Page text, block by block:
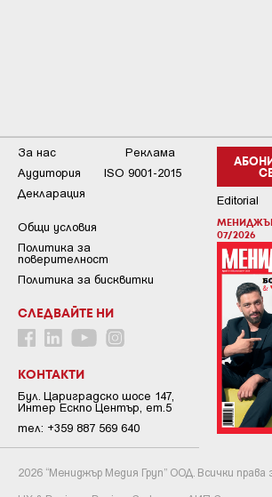
Editorial
07/2026
За нас
Реклама
Аудитория
ISO 9001-2015
Декларация
Общи условия
Пoлитикa зa
пoвepитeлнocт
Политика за бисквитки
СЛЕДВАЙТЕ НИ
КОНТАКТИ
Бул. Цариградско шосе 147,
Интер Ескпо Център, ет.5
тел: +359 887 569 640
2026 “Мениджър Медия Груп” ООД. Всички права